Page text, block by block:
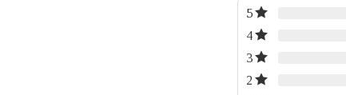
5
4
3
2